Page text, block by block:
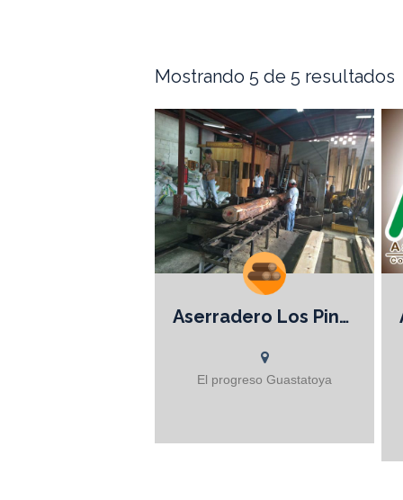
Mostrando 5 de 5 resultados
Servicios: Fábrica de muebles.
tratada. Cepillado. Canteado.
Machihembrado. Aserrado. Secado
Aserradero Los Pinos
El progreso Guastatoya